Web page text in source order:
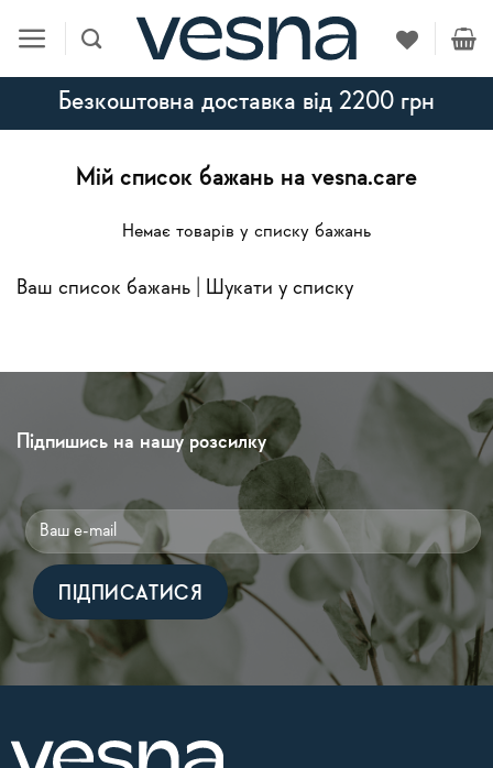
content
Безкоштовна доставка від 2200 грн
Мій список бажань на vesna.care
Немає товарів у списку бажань
Ваш список бажань Шукати у списку
Підпишись на нашу розсилку
Alternative: